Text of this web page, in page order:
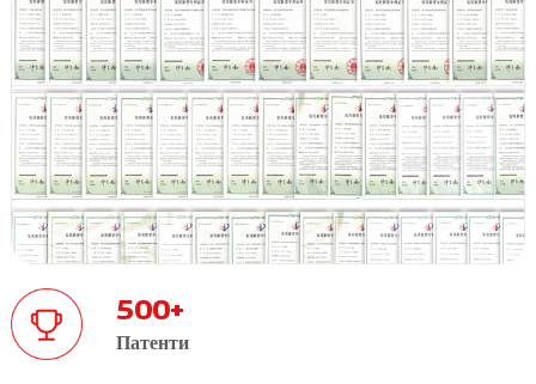
500+
Патенти